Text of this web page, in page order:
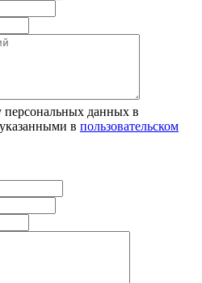
персональных данных в
в пользовательском